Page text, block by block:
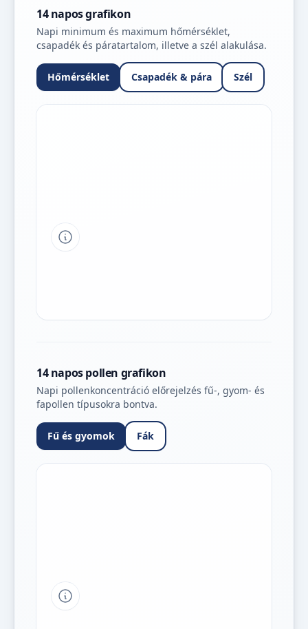
14 napos grafikon
Napi minimum és maximum hőmérséklet,
csapadék és páratartalom, illetve a szél alakulása.
Hőmérséklet Csapadék & pára Szél
Tipp a grafikon jelmagyarázatához
14 napos pollen grafikon
Napi pollenkoncentráció előrejelzés fű-, gyom- és
fapollen típusokra bontva.
Fű és gyomok Fák
Tipp a grafikon jelmagyarázatához